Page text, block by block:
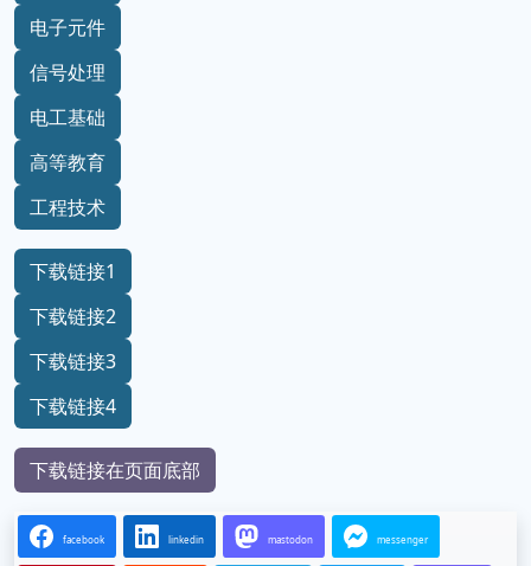
电子元件
信号处理
电工基础
高等教育
工程技术
下载链接1
下载链接2
下载链接3
下载链接4
下载链接在页面底部
facebook linkedin mastodon messenger